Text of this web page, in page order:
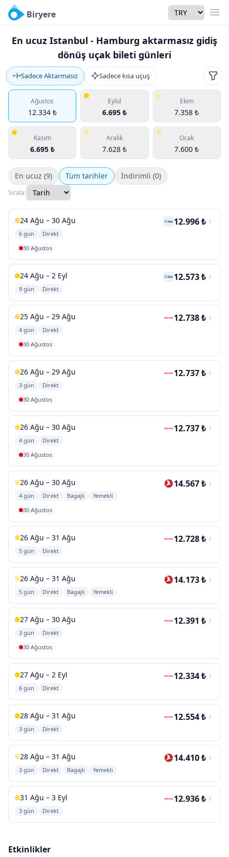
Biryere Currency
En ucuz Istanbul - Hamburg aktarmasız gidiş
dönüş uçak bileti günleri
Sadece Aktarmasız Sadece kısa uçuş
Ağustos
12.334 ₺
Eylül
6.695 ₺
Ekim
7.358 ₺
Kasım
6.695 ₺
Aralık
7.628 ₺
Ocak
7.600 ₺
En ucuz (9) Tüm tarihler İndirimli (0)
Sırala:
24 Ağu – 30 Ağu
6 gün
Direkt
30 Ağustos
12.996 ₺
24 Ağu – 2 Eyl
9 gün Direkt
12.573 ₺
25 Ağu – 29 Ağu
4 gün
Direkt
30 Ağustos
12.738 ₺
26 Ağu – 29 Ağu
3 gün
Direkt
30 Ağustos
12.737 ₺
26 Ağu – 30 Ağu
4 gün
Direkt
30 Ağustos
12.737 ₺
26 Ağu – 30 Ağu
4 gün Direkt Bagajlı
Yemekli
30 Ağustos
14.567 ₺
26 Ağu – 31 Ağu
5 gün Direkt
12.728 ₺
26 Ağu – 31 Ağu
5 gün Direkt Bagajlı Yemekli
14.173 ₺
27 Ağu – 30 Ağu
3 gün
Direkt
30 Ağustos
12.391 ₺
27 Ağu – 2 Eyl
6 gün Direkt
12.334 ₺
28 Ağu – 31 Ağu
3 gün Direkt
12.554 ₺
28 Ağu – 31 Ağu
3 gün Direkt Bagajlı Yemekli
14.410 ₺
31 Ağu – 3 Eyl
3 gün Direkt
12.936 ₺
Etkinlikler